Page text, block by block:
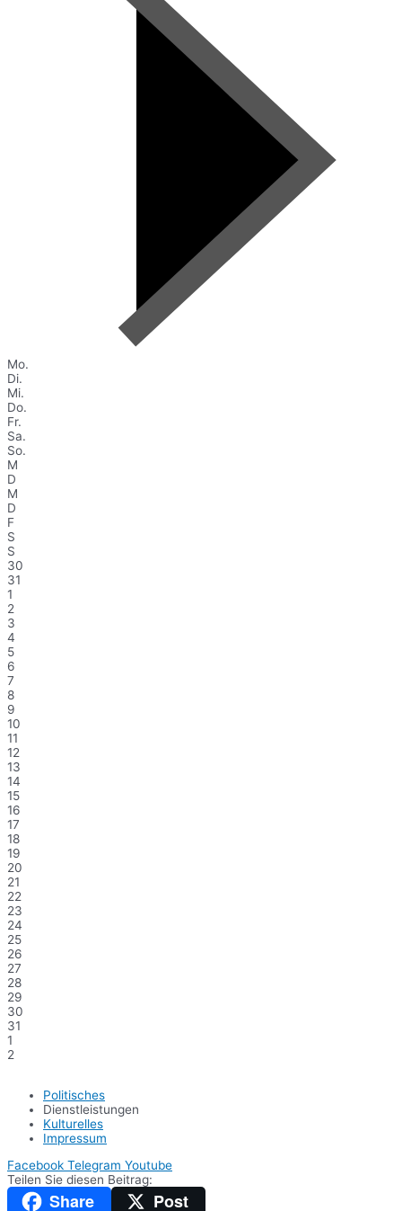
Mo.
Di.
Mi.
Do.
Fr.
Sa.
So.
M
D
M
D
F
S
S
30
31
1
2
3
4
5
6
7
8
9
10
11
12
13
14
15
16
17
18
19
20
21
22
23
24
25
26
27
28
29
30
31
1
2
Politisches
Dienstleistungen
Kulturelles
Impressum
Facebook Telegram Youtube
Teilen Sie diesen Beitrag:
Share Post